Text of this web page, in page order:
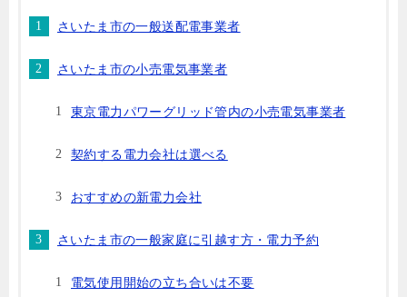
さいたま市の一般送配電事業者
さいたま市の小売電気事業者
東京電力パワーグリッド管内の小売電気事業者
契約する電力会社は選べる
おすすめの新電力会社
さいたま市の一般家庭に引越す方・電力予約
電気使用開始の立ち合いは不要